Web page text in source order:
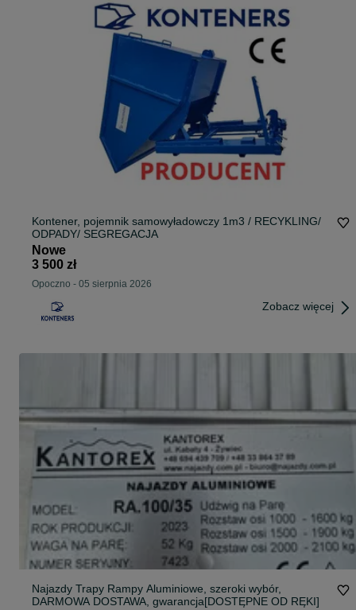
Kontener, pojemnik samowyładowczy 1m3 / RECYKLING/
ODPADY/ SEGREGACJA
Nowe
3 500 zł
Opoczno - 05 sierpnia 2026
Zobacz więcej
Najazdy Trapy Rampy Aluminiowe, szeroki wybór,
DARMOWA DOSTAWA, gwarancja[DOSTĘPNE OD RĘKI]